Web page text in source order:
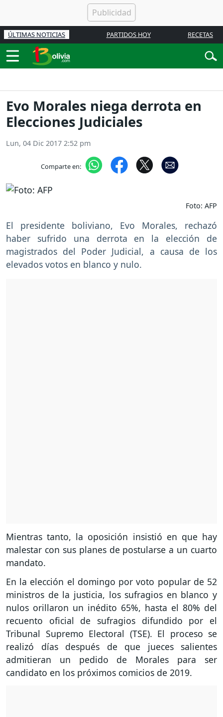
ÚLTIMAS NOTICIAS PARTIDOS HOY RECETAS
Evo Morales niega derrota en
Elecciones Judiciales
Lun, 04 Dic 2017 2:52 pm
Comparte en:
Foto: AFP
El presidente boliviano, Evo Morales, rechazó
haber sufrido una derrota en la elección de
magistrados del Poder Judicial, a causa de los
elevados votos en blanco y nulo.
Mientras tanto, la oposición insistió en que hay
malestar con sus planes de postularse a un cuarto
mandato.
En la elección el domingo por voto popular de 52
ministros de la justicia, los sufragios en blanco y
nulos orillaron un inédito 65%, hasta el 80% del
recuento oficial de sufragios difundido por el
Tribunal Supremo Electoral (TSE). El proceso se
realizó días después de que jueces salientes
admitieran un pedido de Morales para ser
candidato en los próximos comicios de 2019.